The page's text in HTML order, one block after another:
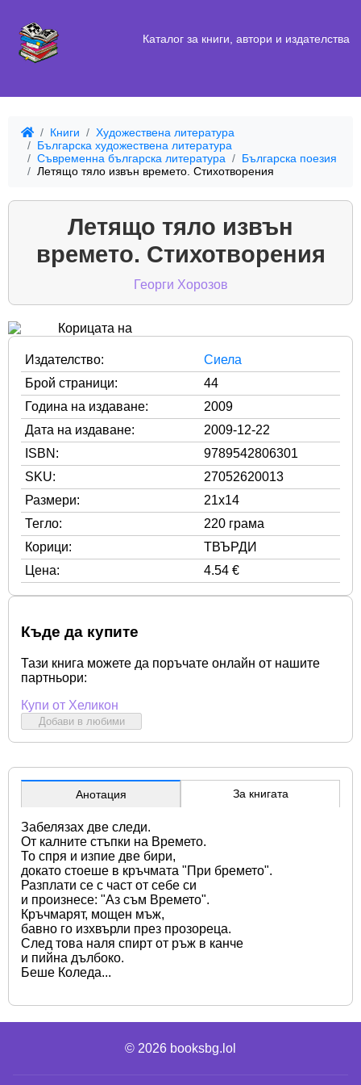
Каталог за книги, автори и издателства
Книги
Художествена литература
Българска художествена литература
Съвременна българска литература
Българска поезия
Летящо тяло извън времето. Стихотворения
Летящо тяло извън
времето. Стихотворения
Георги Хорозов
Издателство:
Сиела
Брой страници:
44
Година на издаване:
2009
Дата на издаване:
2009-12-22
ISBN:
9789542806301
SKU:
27052620013
Размери:
21x14
Тегло:
220 грама
Корици:
ТВЪРДИ
Цена:
4.54 €
Къде да купите
Тази книга можете да поръчате онлайн от нашите
партньори:
Купи от Хеликон
Добави в любими
Анотация За книгата
Забелязах две следи.
От калните стъпки на Времето.
То спря и изпие две бири,
докато стоеше в кръчмата "При бремето".
Разплати се с част от себе си
и произнесе: "Аз съм Времето".
Кръчмарят, мощен мъж,
бавно го изхвърли през прозореца.
След това наля спирт от ръж в канче
и пийна дълбоко.
Беше Коледа...
© 2026 booksbg.lol